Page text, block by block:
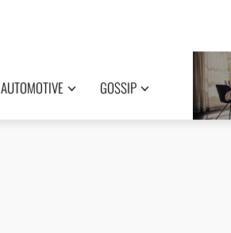
AUTOMOTIVE GOSSIP